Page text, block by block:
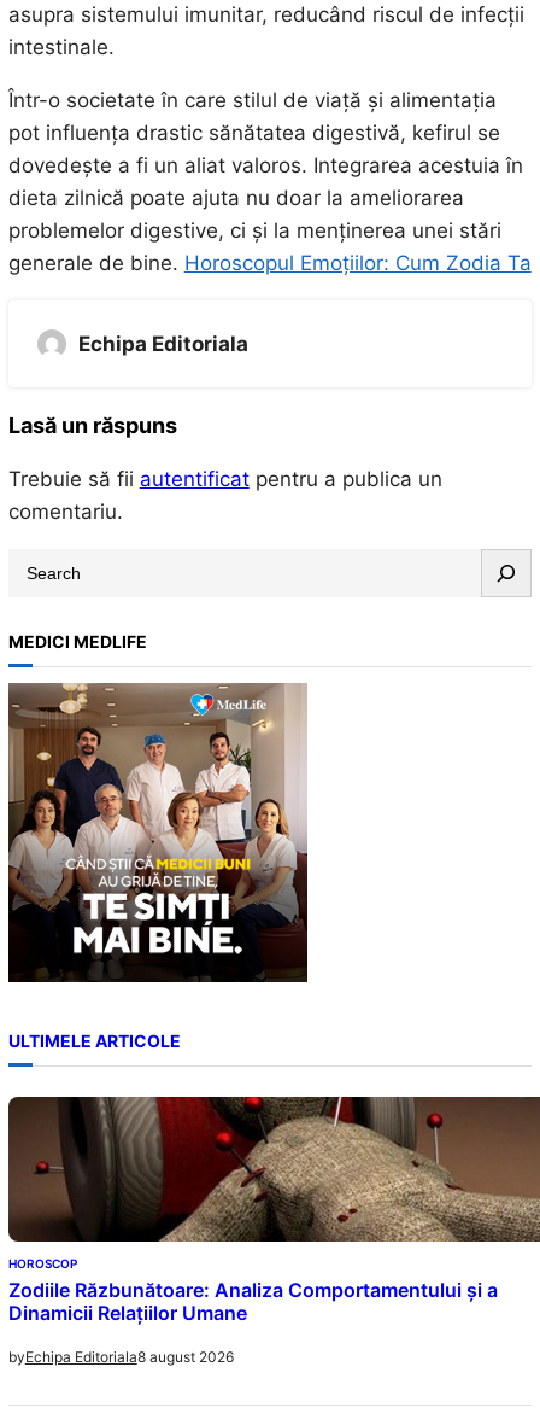
asupra sistemului imunitar, reducând riscul de infecții
intestinale.
Într-o societate în care stilul de viață și alimentația
pot influența drastic sănătatea digestivă, kefirul se
dovedește a fi un aliat valoros. Integrarea acestuia în
dieta zilnică poate ajuta nu doar la ameliorarea
problemelor digestive, ci și la menținerea unei stări
generale de bine. Horoscopul Emoțiilor: Cum Zodia Ta
Echipa Editoriala
Lasă un răspuns
Trebuie să fii autentificatpentru a publica un
comentariu.
r
c
h
MEDICI MEDLIFE
ULTIMELE ARTICOLE
HOROSCOP
Zodiile Răzbunătoare: Analiza Comportamentului și a
Dinamicii Relațiilor Umane
byEchipa Editoriala8 august 2026